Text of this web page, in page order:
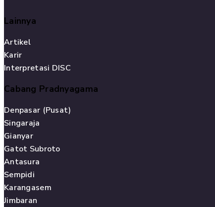
Lainnya
Artikel
Karir
Interpretasi DISC
Cabang Pradnyagama
Denpasar (Pusat)
Singaraja
Gianyar
Gatot Subroto
Antasura
Sempidi
Karangasem
Jimbaran